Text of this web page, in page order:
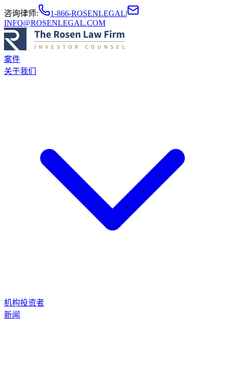
咨询律师: 1-866-ROSENLEGAL|
INFO@ROSENLEGAL.COM
案件
关于我们
机构投资者
新闻